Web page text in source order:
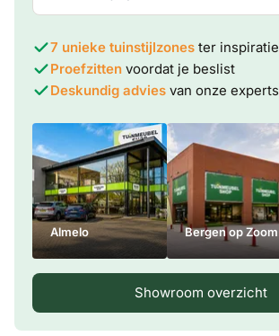
7 unieke tuinstijlzones ter inspiratie
Proefzitten voordat je beslist
Deskundig advies van onze experts
Almelo Bergen op Zoom
Showroom overzicht